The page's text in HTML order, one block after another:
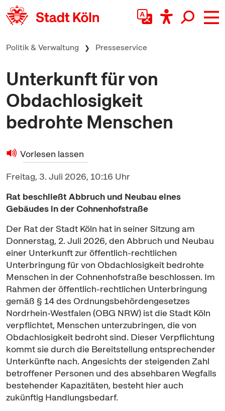
zum Inhalt springen
Politik & Verwaltung Presseservice
Unterkunft für von
Obdachlosigkeit
bedrohte Menschen
Vorlesen lassen
Freitag, 3. Juli 2026, 10:16 Uhr
Rat beschließt Abbruch und Neubau eines
Gebäudes in der Cohnenhofstraße
Der Rat der Stadt Köln hat in seiner Sitzung am
Donnerstag, 2. Juli 2026, den Abbruch und Neubau
einer Unterkunft zur öffentlich-rechtlichen
Unterbringung für von Obdachlosigkeit bedrohte
Menschen in der Cohnenhofstraße beschlossen. Im
Rahmen der öffentlich-rechtlichen Unterbringung
gemäß § 14 des Ordnungsbehördengesetzes
Nordrhein-Westfalen (OBG NRW) ist die Stadt Köln
verpflichtet, Menschen unterzubringen, die von
Obdachlosigkeit bedroht sind. Dieser Verpflichtung
kommt sie durch die Bereitstellung entsprechender
Unterkünfte nach. Angesichts der steigenden Zahl
betroffener Personen und des absehbaren Wegfalls
bestehender Kapazitäten, besteht hier auch
zukünftig Handlungsbedarf.